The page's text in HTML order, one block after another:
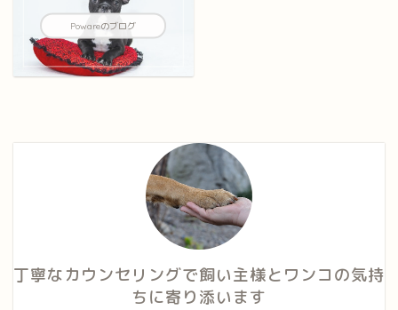
Powareのブログ
丁寧なカウンセリングで飼い主様とワンコの気持
ちに寄り添います